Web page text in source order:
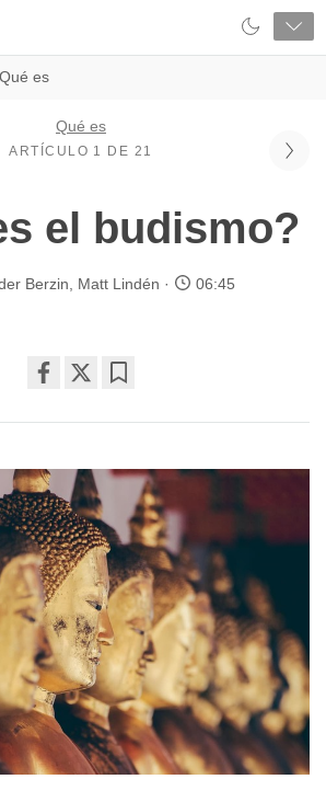
Qué es
Qué es
ARTÍCULO 1 DE 21
el budismo?
Berzin Matt Lindén 06:45
on